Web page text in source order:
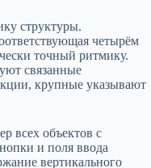
структуры.
четырём
точный ритмику.
связанные
крупные указывают
всех объектов с
и поля ввода
вертикального